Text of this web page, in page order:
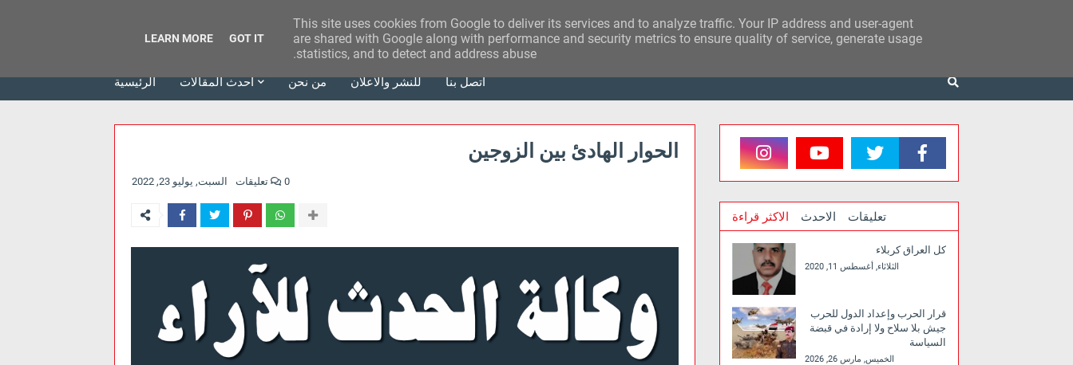
وكالة الحدث للآراء
الرئيسية أحدث المقالات من نحن للنشر والاعلان أتصل بنا
الحوار الهادئ بين الزوجين
السبت, يوليو 23, 2022 0 تعليقات
الاكثر قراءة الاحدث تعليقات
كل العراق كربلاء
الثلاثاء, أغسطس 11, 2020
قرار الحرب وإعداد الدول للحرب
جيش بلا سلاح ولا إرادة في قبضة
السياسة
الخميس, مارس 26, 2026
This site uses cookies from Google to deliver its services and to analyze traffic. Your IP address and user-agent
are shared with Google along with performance and security metrics to ensure quality of service, generate usage
statistics, and to detect and address abuse.
LEARN MORE GOT IT